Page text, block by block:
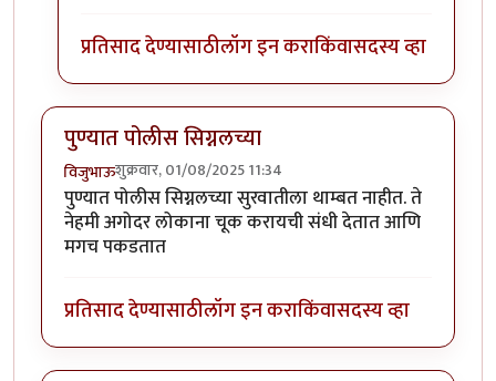
प्रतिसाद देण्यासाठीलॉग इन कराकिंवासदस्य व्हा
पुण्यात पोलीस सिग्नलच्या
विजुभाऊशुक्रवार, 01/08/2025 11:34
पुण्यात पोलीस सिग्नलच्या सुरवातीला थाम्बत नाहीत. ते
नेहमी अगोदर लोकाना चूक करायची संधी देतात आणि
मगच पकडतात
प्रतिसाद देण्यासाठीलॉग इन कराकिंवासदस्य व्हा